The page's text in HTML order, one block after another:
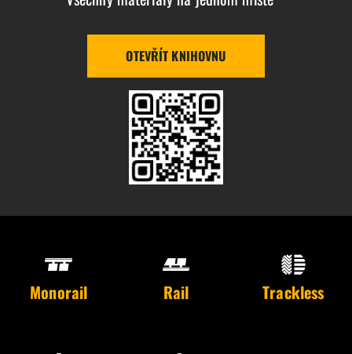
OTEVŘÍT KNIHOVNU
Monorail Rail Trackless